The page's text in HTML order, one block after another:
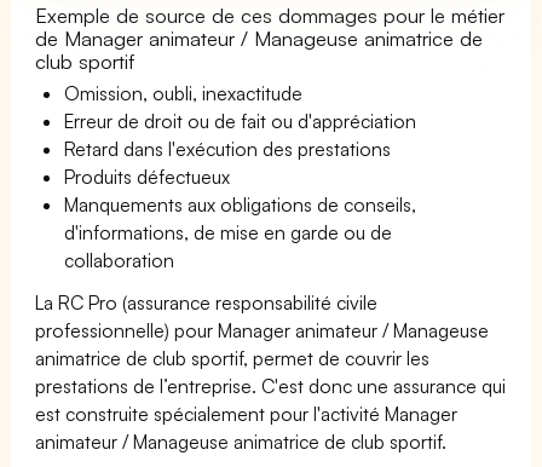
Exemple de source de ces dommages pour le métier
de Manager animateur / Manageuse animatrice de
club sportif
Omission, oubli, inexactitude
Erreur de droit ou de fait ou d'appréciation
Retard dans l'exécution des prestations
Produits défectueux
Manquements aux obligations de conseils,
d'informations, de mise en garde ou de
collaboration
La RC Pro (assurance responsabilité civile
professionnelle) pour Manager animateur / Manageuse
animatrice de club sportif, permet de couvrir les
prestations de l’entreprise. C'est donc une assurance qui
est construite spécialement pour l'activité Manager
animateur / Manageuse animatrice de club sportif.